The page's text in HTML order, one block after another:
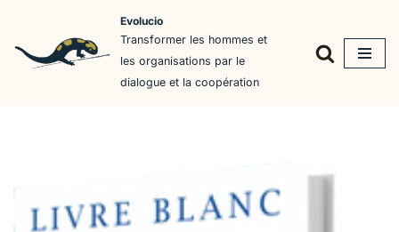
Aller
Evolucio
Transformer les hommes et
les organisations par le
dialogue et la coopération